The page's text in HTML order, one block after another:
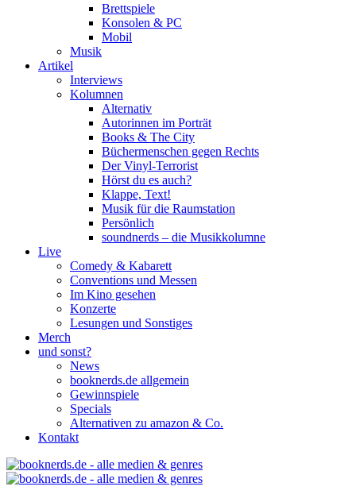
Brettspiele
Konsolen & PC
Mobil
Musik
Artikel
Interviews
Kolumnen
Alternativ
Autorinnen im Porträt
Books & The City
Büchermenschen gegen Rechts
Der Vinyl-Terrorist
Hörst du es auch?
Klappe, Text!
Musik für die Raumstation
Persönlich
soundnerds – die Musikkolumne
Live
Comedy & Kabarett
Conventions und Messen
Im Kino gesehen
Konzerte
Lesungen und Sonstiges
Merch
und sonst?
News
booknerds.de allgemein
Gewinnspiele
Specials
Alternativen zu amazon & Co.
Kontakt